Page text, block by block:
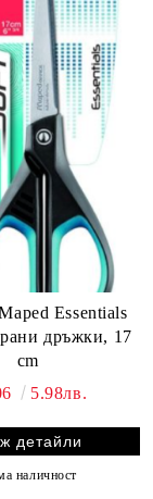
Essentials
дръжки, 17
cm
5.98лв.
детайли
наличност